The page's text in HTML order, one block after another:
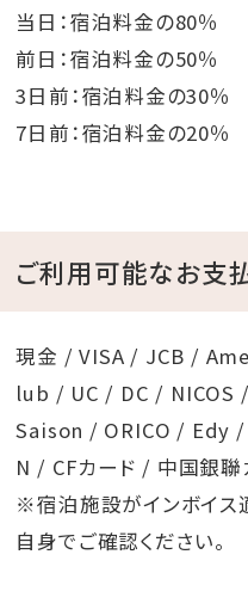
当日：宿泊料金の80％
前日：宿泊料金の50％
3日前：宿泊料金の30％
7日前：宿泊料金の20％
ご利用可能なお支
現金 / VISA / JCB /
lub / UC / DC / NICOS
Saison / ORICO / Edy /
N / CFカード / 中国銀聯
※宿泊施設がインボイス
自身でご確認ください。